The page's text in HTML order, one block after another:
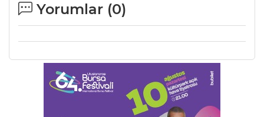
Yorumlar (0)